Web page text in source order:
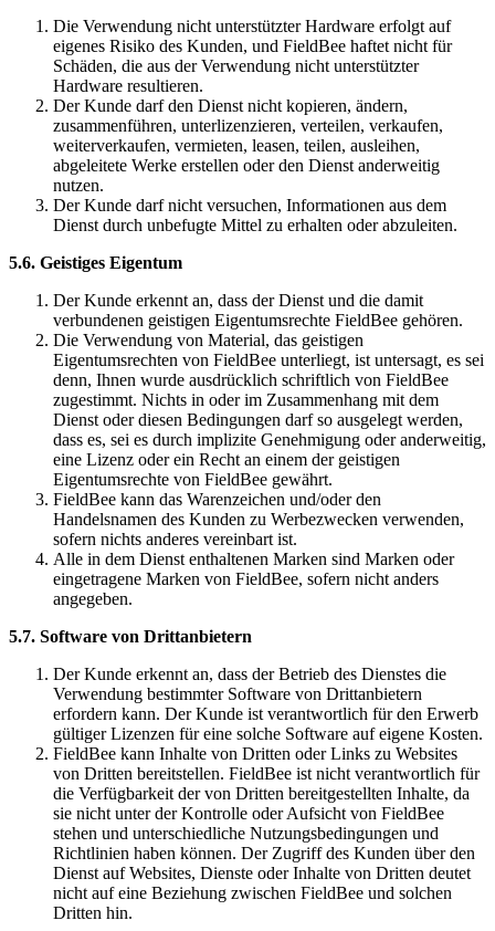
Die Verwendung nicht unterstützter Hardware erfolgt auf
eigenes Risiko des Kunden, und FieldBee haftet nicht für
Schäden, die aus der Verwendung nicht unterstützter
Hardware resultieren.
Der Kunde darf den Dienst nicht kopieren, ändern,
zusammenführen, unterlizenzieren, verteilen, verkaufen,
weiterverkaufen, vermieten, leasen, teilen, ausleihen,
abgeleitete Werke erstellen oder den Dienst anderweitig
nutzen.
Der Kunde darf nicht versuchen, Informationen aus dem
Dienst durch unbefugte Mittel zu erhalten oder abzuleiten.
5.6. Geistiges Eigentum
Der Kunde erkennt an, dass der Dienst und die damit
verbundenen geistigen Eigentumsrechte FieldBee gehören.
Die Verwendung von Material, das geistigen
Eigentumsrechten von FieldBee unterliegt, ist untersagt, es sei
denn, Ihnen wurde ausdrücklich schriftlich von FieldBee
zugestimmt. Nichts in oder im Zusammenhang mit dem
Dienst oder diesen Bedingungen darf so ausgelegt werden,
dass es, sei es durch implizite Genehmigung oder anderweitig,
eine Lizenz oder ein Recht an einem der geistigen
Eigentumsrechte von FieldBee gewährt.
FieldBee kann das Warenzeichen und/oder den
Handelsnamen des Kunden zu Werbezwecken verwenden,
sofern nichts anderes vereinbart ist.
Alle in dem Dienst enthaltenen Marken sind Marken oder
eingetragene Marken von FieldBee, sofern nicht anders
angegeben.
5.7. Software von Drittanbietern
Der Kunde erkennt an, dass der Betrieb des Dienstes die
Verwendung bestimmter Software von Drittanbietern
erfordern kann. Der Kunde ist verantwortlich für den Erwerb
gültiger Lizenzen für eine solche Software auf eigene Kosten.
FieldBee kann Inhalte von Dritten oder Links zu Websites
von Dritten bereitstellen. FieldBee ist nicht verantwortlich für
die Verfügbarkeit der von Dritten bereitgestellten Inhalte, da
sie nicht unter der Kontrolle oder Aufsicht von FieldBee
stehen und unterschiedliche Nutzungsbedingungen und
Richtlinien haben können. Der Zugriff des Kunden über den
Dienst auf Websites, Dienste oder Inhalte von Dritten deutet
nicht auf eine Beziehung zwischen FieldBee und solchen
Dritten hin.